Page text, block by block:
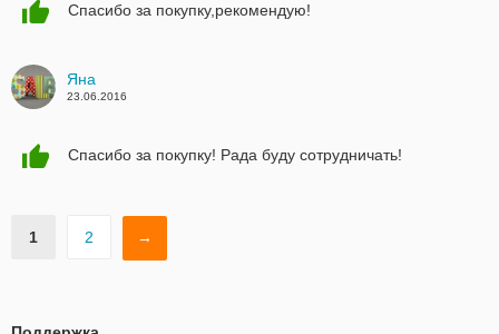
Спасибо за покупку,рекомендую!
Яна
23.06.2016
Спасибо за покупку! Рада буду сотрудничать!
1 2 →